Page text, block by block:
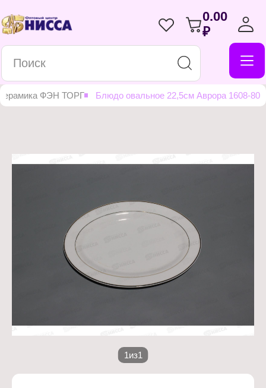
0.00
₽
ФЭН ТОРГ Блюдо овальное 22,5см Аврора 1608-80
1из1